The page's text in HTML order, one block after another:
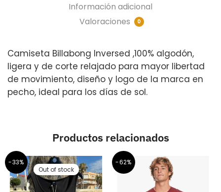
Información adicional
Valoraciones
0
Camiseta Billabong Inversed ,100% algodón,
ligera y de corte relajado para mayor libertad
de movimiento, diseño y logo de la marca en
pecho, ideal para los días de sol.
Productos relacionados
-33%
Out of stock
-62%